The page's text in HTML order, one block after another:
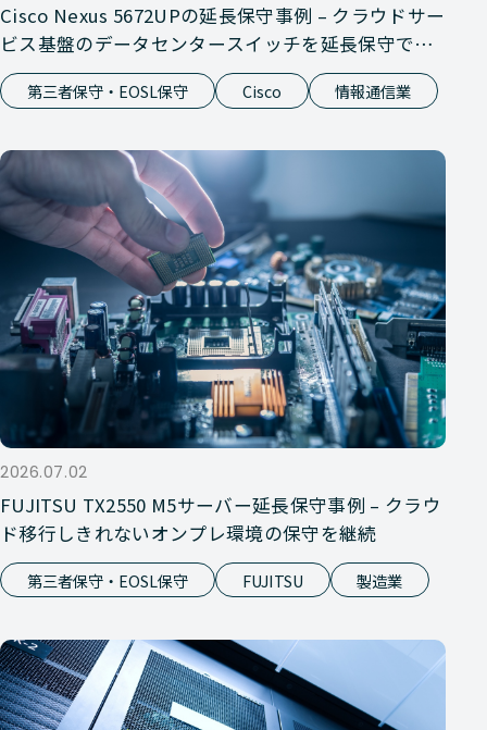
Cisco Nexus 5672UPの延長保守事例 – クラウドサー
ビス基盤のデータセンタースイッチを延長保守で維
持
第三者保守・EOSL保守 Cisco 情報通信業
2026.07.02
FUJITSU TX2550 M5サーバー延長保守事例 – クラウ
ド移行しきれないオンプレ環境の保守を継続
第三者保守・EOSL保守 FUJITSU 製造業